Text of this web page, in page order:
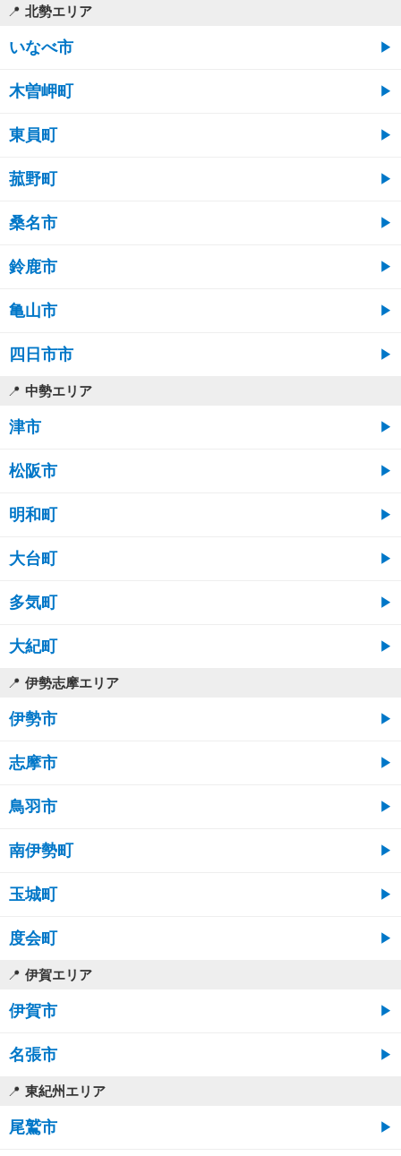
北勢エリア
いなべ市
木曽岬町
東員町
菰野町
桑名市
鈴鹿市
亀山市
四日市市
中勢エリア
津市
松阪市
明和町
大台町
多気町
大紀町
伊勢志摩エリア
伊勢市
志摩市
鳥羽市
南伊勢町
玉城町
度会町
伊賀エリア
伊賀市
名張市
東紀州エリア
尾鷲市